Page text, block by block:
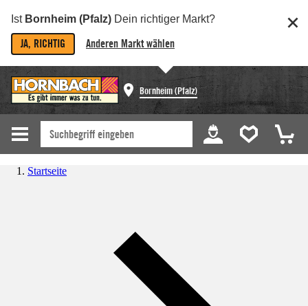
Ist Bornheim (Pfalz) Dein richtiger Markt?
JA, RICHTIG Anderen Markt wählen
Bornheim (Pfalz)
Startseite